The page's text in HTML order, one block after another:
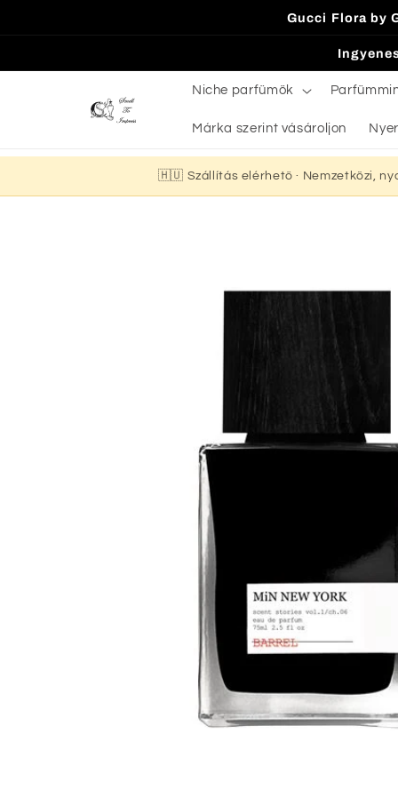
Gucci Flora by
Niche parfümök
Márka szerint vásároljon
🇭🇺 Szállítás elérhető · Nemzetközi,